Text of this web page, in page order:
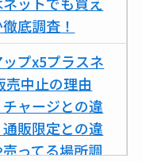
底調査！
ップx5プラスネ
売中止の理由
チャージとの違
通販限定との違
ってる場所調